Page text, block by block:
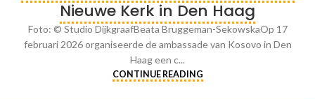
Nieuwe Kerk in Den Haag
Foto: © Studio DijkgraafBeata Bruggeman-SekowskaOp 17
februari 2026 organiseerde de ambassade van Kosovo in Den
Haag een c...
CONTINUE READING